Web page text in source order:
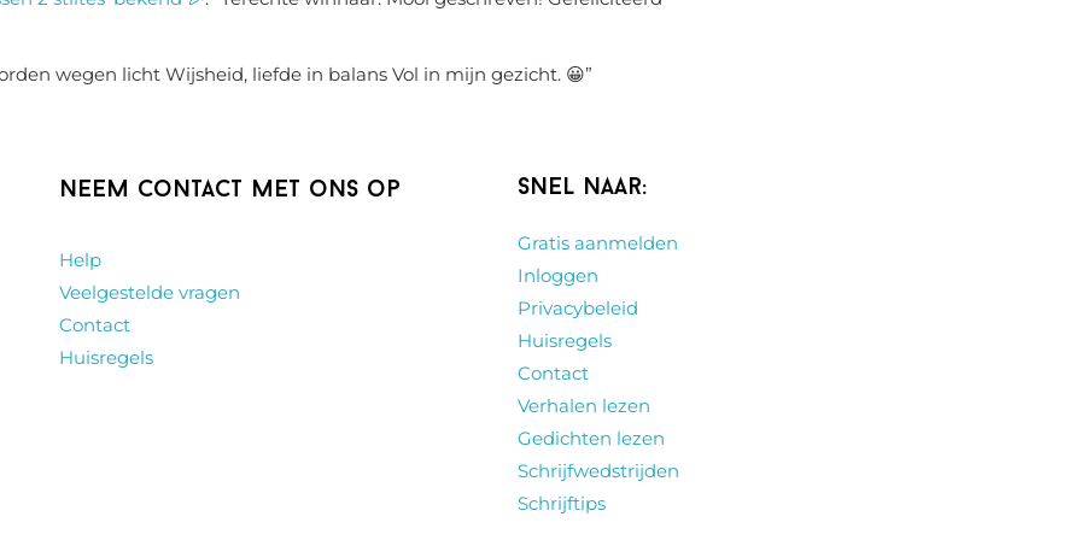
wegen licht Wijsheid, liefde in balans Vol in mijn gezicht. 😀”
Neem contact met ons op
Help
Veelgestelde vragen
Contact
Huisregels
Snel naar:
Gratis aanmelden
Inloggen
Privacybeleid
Huisregels
Contact
Verhalen lezen
Gedichten lezen
Schrijfwedstrijden
Schrijftips